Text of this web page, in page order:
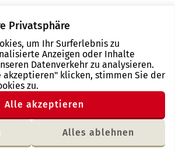
Privatsphäre
um Ihr Surferlebnis zu
Anzeigen oder Inhalte
Datenverkehr zu analysieren.
akzeptieren" klicken, stimmen Sie der
zu.
Alles ablehnen
Alle akzeptieren
Zwickau